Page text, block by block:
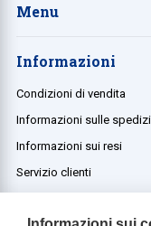
Menu
Informazioni
Condizioni di vendita
Informazioni sulle
Informazioni sui resi
Servizio clienti